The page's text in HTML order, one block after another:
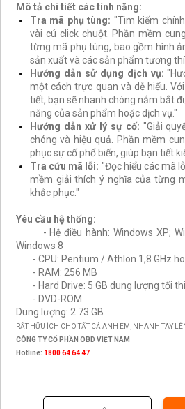
Mô tả chi tiết các tính năng:
Tra mã phụ tùng: "Tìm kiếm
vài cú click chuột. Phần mềm
từng mã phụ tùng, bao gồm hình
sản xuất và các sản phẩm tương
Hướng dẫn sử dụng dịch vụ:
một cách trực quan và dễ hiểu.
tiết, bạn sẽ nhanh chóng nắm bắt
năng của sản phẩm hoặc dịch vụ."
Hướng dẫn xử lý sự cố: "Giải
chóng và hiệu quả. Phần mềm
phục sự cố phổ biến, giúp bạn tiết
Tra cứu mã lỗi: "Đọc hiểu các mã
mềm giải thích ý nghĩa của từng
khắc phục."
Yêu cầu hệ thống:
- Hệ điều hành: Windows XP;
Windows 8
- CPU: Pentium / Athlon 1,8 GHz
- RAM: 256 MB
- Hard Drive: 5 GB dung lượng tối
- DVD-ROM
Dung lượng: 2.73 GB
RẤT HỮU ÍCH CHO TẤT CẢ ANH EM, NHANH TAY
CÔNG TY CỔ PHẦN OBD VIỆT NAM
Hotline: 1800 64 64 47